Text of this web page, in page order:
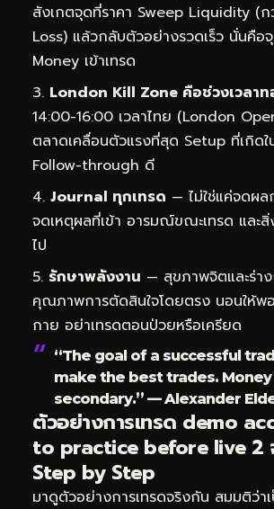
สังเกตจุดที่ราคา Sweep Liquidity (
Loss) แล้วกลับตัวอย่างรวดเร็ว นั่นคือ
Money เข้าเทรด
London Kill Zone คือช่วงเวลาท
14:00-16:00 เวลาไทย (London
ตลาดเคลื่อนตัวแรงที่สุด Setup ที่เกิด
Follow-through ดี
Journal ทุกเทรด — ไม่ใช่แค่จดผ
จดเหตุผลที่เข้า อารมณ์ขณะเทรด และ
ไป
รักษาพลังงาน — สุขภาพจิตและร่า
คุณภาพการตัดสินใจโดยตรง นอนให้พ
กาย อย่าเทรดตอนป่วยหรือเครียด
“The goal of a successful
make the best trades. Money
secondary.” — Alexander
ตัวอย่างการเทรด demo
to practice before live 2
Step by Step
มาดูตัวอย่างการเทรดจริงกัน สมมติว่า